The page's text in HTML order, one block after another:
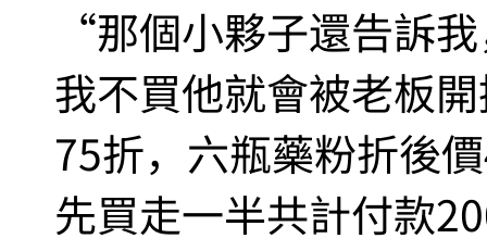
“那個小夥子還告訴
我不買他就會被老板
75折，六瓶藥粉折後
先買走一半共計付款